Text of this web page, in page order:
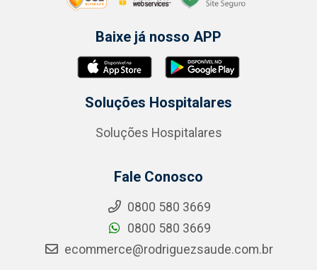
Baixe já nosso APP
Soluções Hospitalares
Soluções Hospitalares
Fale Conosco
0800 580 3669
0800 580 3669
ecommerce@rodriguezsaude.com.br